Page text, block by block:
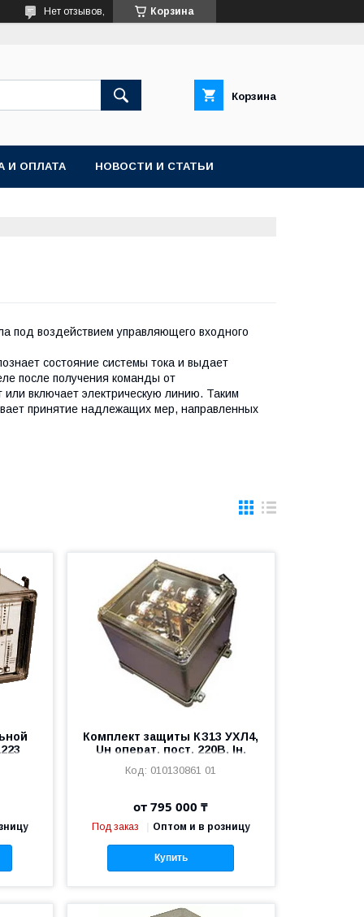
Корзина
Нет отзывов,
Корзина
И ОПЛАТА НОВОСТИ И СТАТЬИ
под воздействием управляющего входного
состояние системы тока и выдает
после получения команды от
включает электрическую линию. Таким
принятие надлежащих мер, направленных
2)
Комплект защиты КЗ13 УХЛ4,
Uн операт. пост. 220В, Iн.
п.п., Imax (1РТ,2РТ)50А;
010130861 01
от 795 000 ₸
Под заказ Оптом и в розницу
Купить